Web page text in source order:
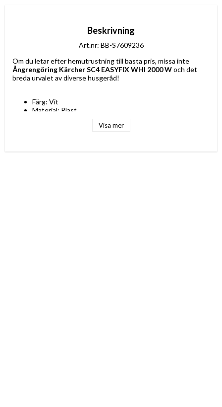
Beskrivning
Art.nr: BB-S7609236
Ångrengöring Kärcher SC4 EASYFIX WHI 2000 W och det
breda urvalet av diverse husgeråd!
Färg: Vit
Material: Plast
Typ av kontakt: Plugg EUVisa mer